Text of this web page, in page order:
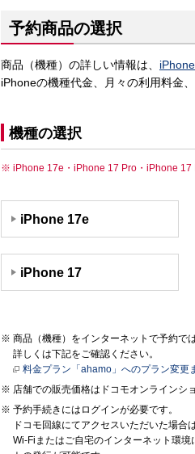
予約商品の選択
商品（機種）の詳しい情報は、 iPhone
iPhoneの機種代金、月々の利用料金
機種の選択
iPhone 17e・iPhone 17 Pro・iPhone 17
iPhone 17e
iPhone 17
商品（機種）をインターネットで予約で
詳しくは下記をご確認ください。
料金プラン「ahamo」へのプラン変更
店舗での販売価格はドコモオンラインシ
予約手続きにはログインが必要です。
ドコモ回線にてアクセスいただいた場
Wi-Fiまたはご自宅のインターネット環